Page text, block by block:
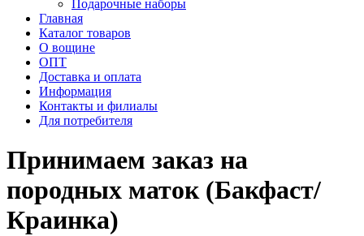
Подарочные наборы
Главная
Каталог товаров
О вощине
ОПТ
Доставка и оплата
Информация
Контакты и филиалы
Для потребителя
Принимаем заказ на
породных маток (Бакфаст/
Краинка)